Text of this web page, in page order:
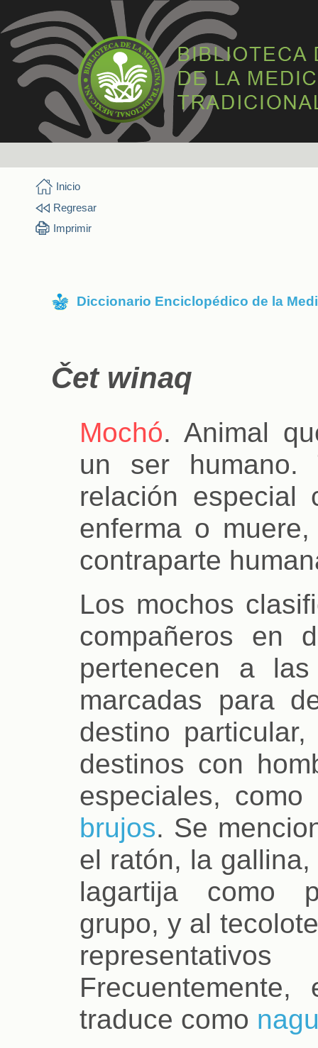
Inicio
Regresar
Imprimir
Diccionario Enciclopédico de la
Čet winaq
Mochó. Animal
un ser humano.
relación especial
enferma o
contraparte
Los mochos
compañeros en
pertenecen a
marcadas para
destino
destinos con
especiales,
brujos. Se
el ratón, la
lagartija como
grupo, y al
traduce como